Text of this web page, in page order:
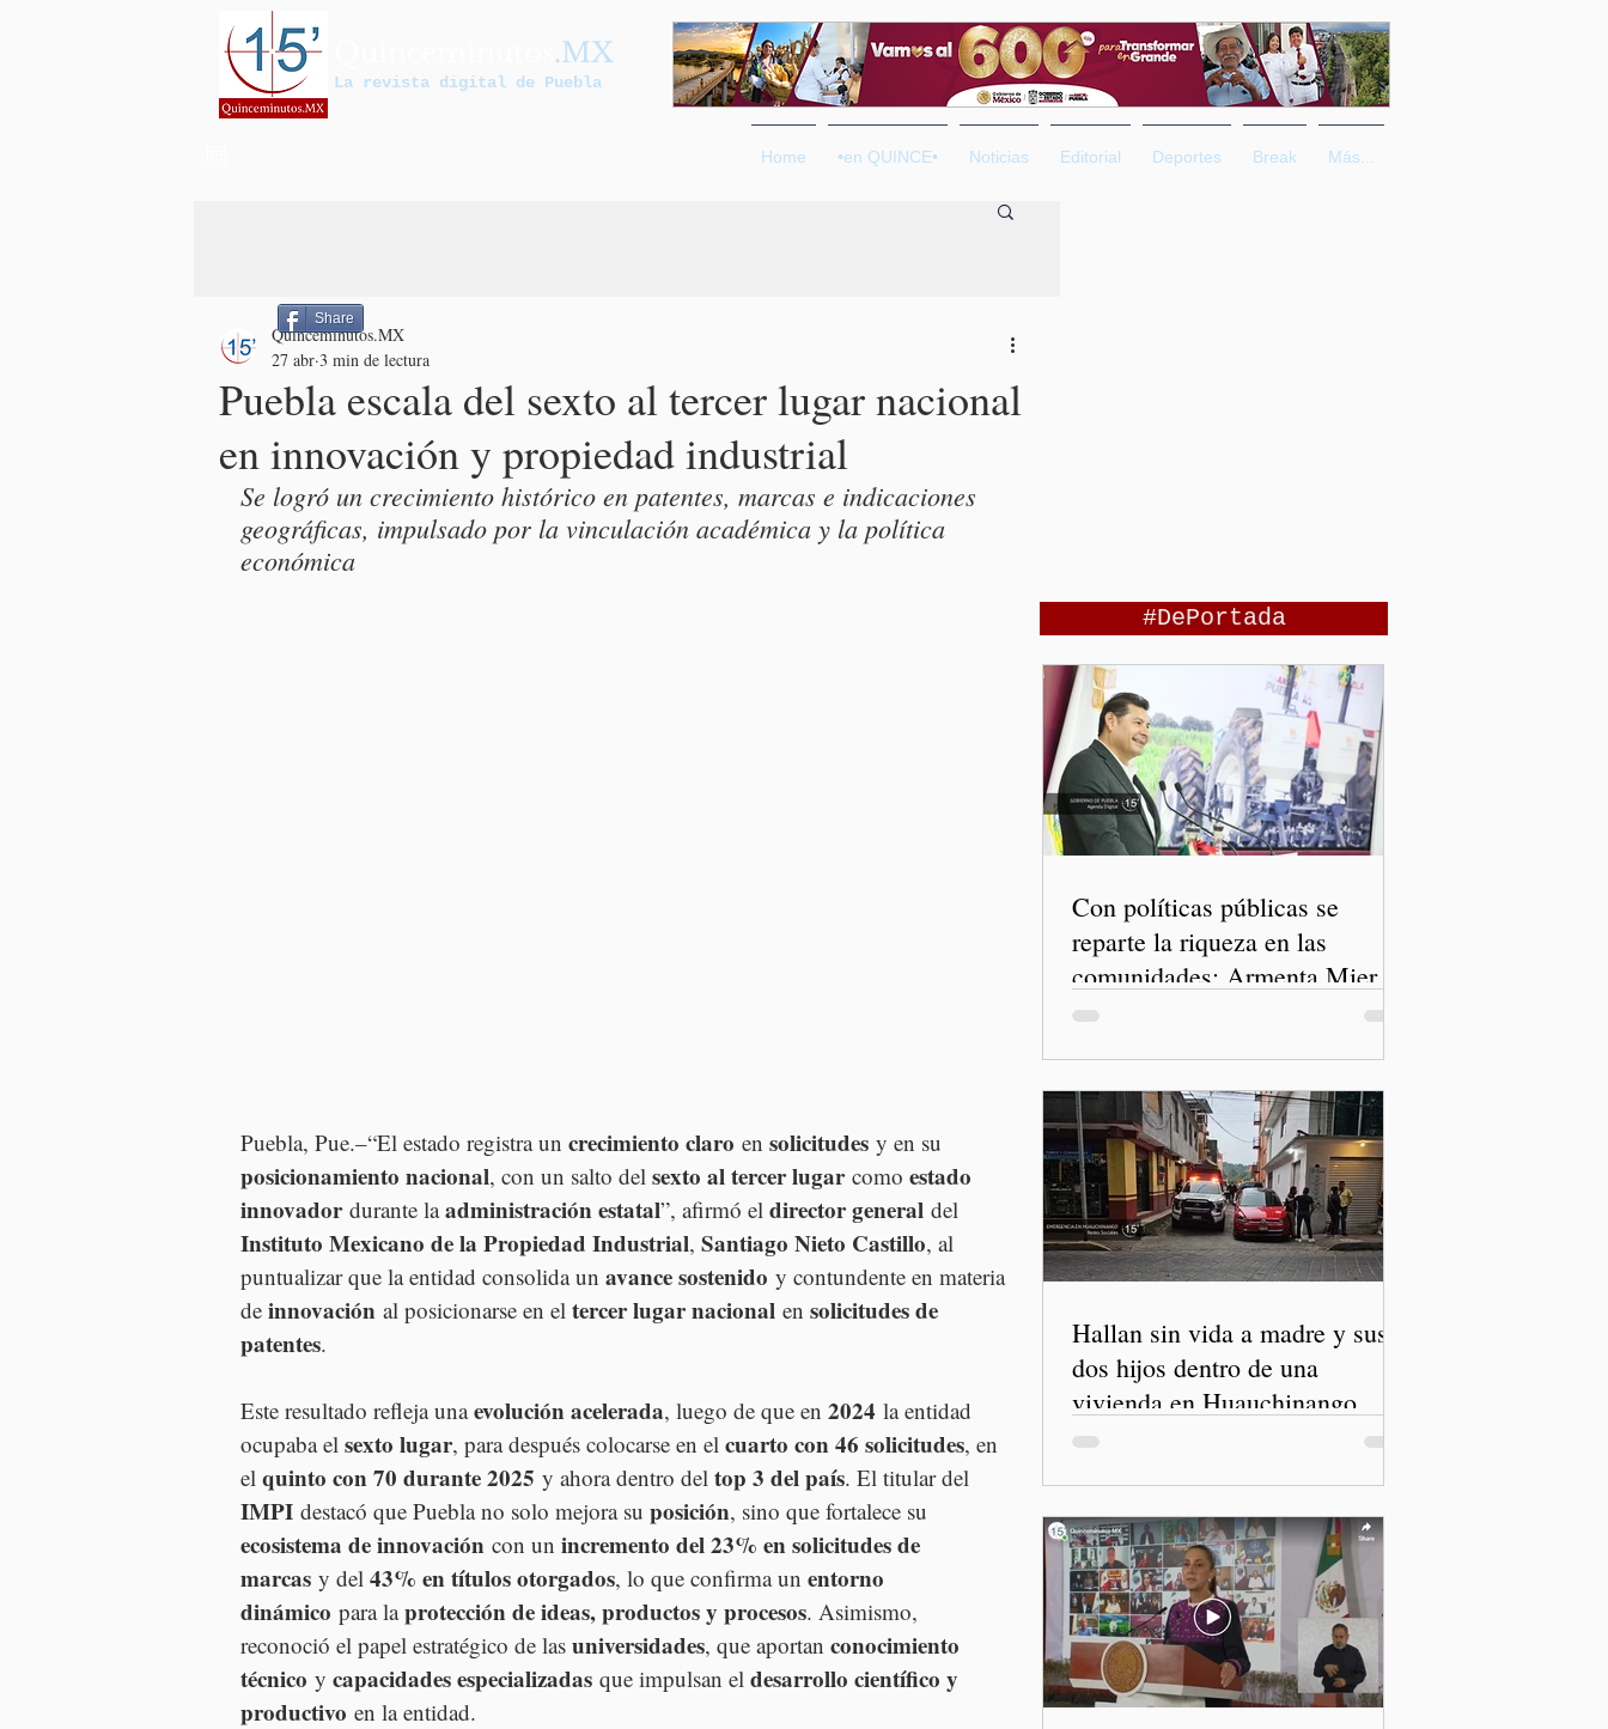
.MX
La revista digital de Puebla
Home •en QUINCE• Noticias Editorial Deportes Break Más...
Puebla escala del sexto al tercer lugar nacional
en innovación y propiedad industrial
Quinceminutos.MX
27 abr 3 min de lectura
Se logró un crecimiento histórico en patentes, marcas e indicaciones
geográficas, impulsado por la vinculación académica y la política
económica
Puebla, Pue.–“El estado registra un crecimiento claro en solicitudes y en su
posicionamiento nacional, con un salto del sexto al tercer lugar como estado
innovador durante la administración estatal”, afirmó el director general del
Instituto Mexicano de la Propiedad Industrial, Santiago Nieto Castillo, al
puntualizar que la entidad consolida un avance sostenido y contundente en materia
de innovación al posicionarse en el tercer lugar nacional en solicitudes de
patentes.
Este resultado refleja una evolución acelerada, luego de que en 2024 la entidad
ocupaba el sexto lugar, para después colocarse en el cuarto con 46 solicitudes, en
el quinto con 70 durante 2025 y ahora dentro del top 3 del país. El titular del
IMPI destacó que Puebla no solo mejora su posición, sino que fortalece su
ecosistema de innovación con un incremento del 23% en solicitudes de
marcas y del 43% en títulos otorgados, lo que confirma un entorno
dinámico para la protección de ideas, productos y procesos. Asimismo,
reconoció el papel estratégico de las universidades, que aportan conocimiento
técnico y capacidades especializadas que impulsan el desarrollo científico y
productivo en la entidad.
Share
#DePortada
Con políticas públicas se
reparte la riqueza en las
comunidades: Armenta Mier
Hallan sin vida a madre y sus
dos hijos dentro de una
vivienda en Huauchinango